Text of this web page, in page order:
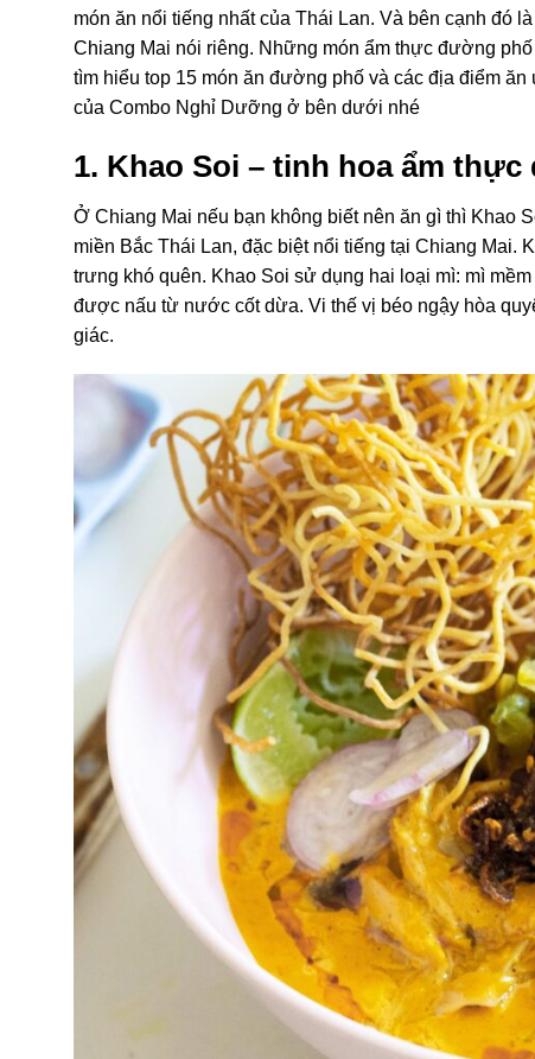
món ăn nổi tiếng nhất của Thái Lan. Và bên cạnh đó
Chiang Mai nói riêng. Những món ẩm thực đường
tìm hiểu top 15 món ăn đường phố và các địa điểm
của Combo Nghỉ Dưỡng ở bên dưới nhé
1. Khao Soi – tinh hoa ẩm
Ở Chiang Mai nếu bạn không biết nên ăn gì thì Khao
miền Bắc Thái Lan, đặc biệt nổi tiếng tại Chiang
trưng khó quên. Khao Soi sử dụng hai loại mì: mì
được nấu từ nước cốt dừa. Vi thế vị béo ngậy hòa
giác.